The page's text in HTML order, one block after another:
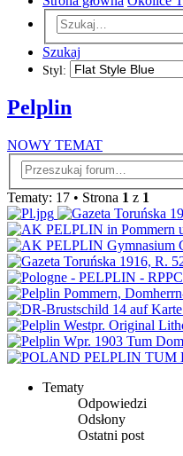
Szukaj
Styl:
Pelplin
NOWY TEMAT
Tematy: 17 • Strona 1 z 1
Tematy
Odpowiedzi
Odsłony
Ostatni post